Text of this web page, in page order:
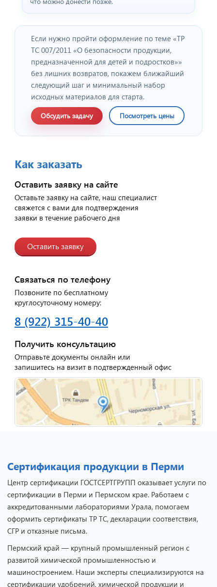
Если нужно пройти оформление по теме «ТР
ТС 007/2011 «О безопасности продукции,
предназначенной для детей и подростков»»
без лишних возвратов, покажем ближайший
следующий шаг и минимальный набор
исходных материалов для старта.
Обсудить задачу Посмотреть цены
Как заказать
Оставить заявку на сайте
Оставьте заявку на сайте, наш специалист
свяжется с вами для подтверждения
заявки в течение рабочего дня
Оставить заявку
Связаться по телефону
Позвоните по бесплатному
круглосуточному номеру:
8 (922) 315-40-40
Получить консультацию
Отправьте документы онлайн или
запишитесь на визит в подтвержденный офис
Сертификация продукции в Перми
Центр сертификации ГОСТСЕРТГРУПП оказывает услуги по
сертификации в Перми и Пермском крае. Работаем с
аккредитованными лабораториями Урала, помогаем
оформить сертификаты ТР ТС, декларации соответствия,
СГР и отказные письма.
Пермский край — крупный промышленный регион с
развитой химической промышленностью и
машиностроением. Наши эксперты специализируются на
сертификации удобрений, химической продукции и